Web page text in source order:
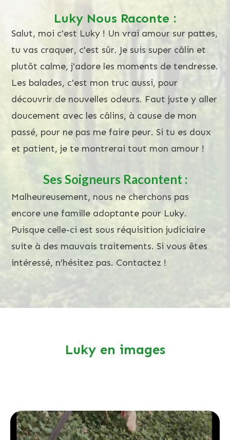
Luky Nous Raconte :
Salut, moi c'est Luky ! Un vrai amour sur pattes,
tu vas craquer, c'est sûr. Je suis super câlin et
plutôt calme, j'adore les moments de tendresse.
Les balades, c'est mon truc aussi, pour
découvrir de nouvelles odeurs. Faut juste y aller
doucement avec les câlins, à cause de mon
passé, pour ne pas me faire peur. Si tu es doux
et patient, je te montrerai tout mon amour !
Ses Soigneurs Racontent :
Malheureusement, nous ne cherchons pas
encore une famille adoptante pour Luky.
Puisque celle-ci est sous réquisition judiciaire
suite à des mauvais traitements. Si vous êtes
intéressé, n’hésitez pas. Contactez !
Luky en images